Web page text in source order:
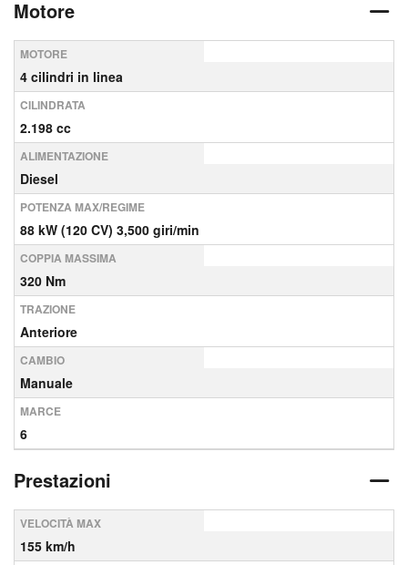
Motore
MOTORE
4 cilindri in linea
CILINDRATA
2.198 cc
ALIMENTAZIONE
Diesel
POTENZA MAX/REGIME
88 kW (120 CV) 3,500 giri/min
COPPIA MASSIMA
320 Nm
TRAZIONE
Anteriore
CAMBIO
Manuale
MARCE
6
Prestazioni
VELOCITÀ MAX
155 km/h